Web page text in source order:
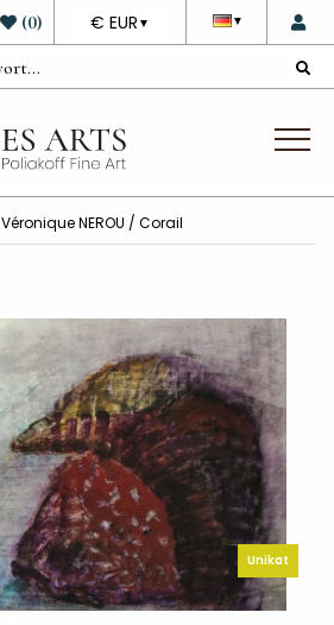
▼
DEVISE
€ EUR ▼
(0)
Véronique NEROU / Corail
Unikat